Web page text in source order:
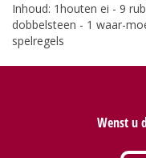
Inhoud: 1houten ei - 9
dobbelsteen - 1 waar-
spelregels
Wenst u